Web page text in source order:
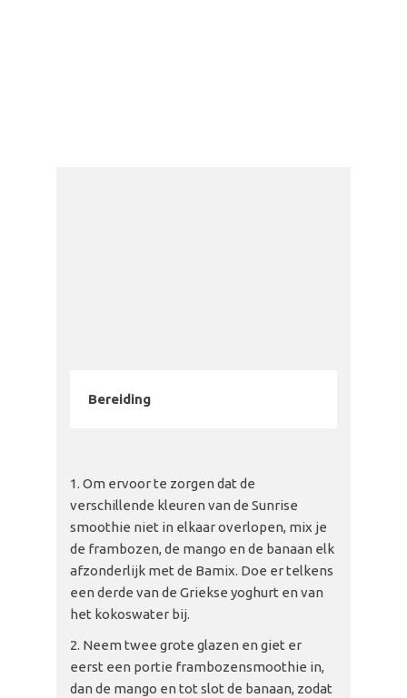
Bereiding
Om ervoor te zorgen dat de
verschillende kleuren van de Sunrise
smoothie niet in elkaar overlopen, mix je
de frambozen, de mango en de banaan elk
afzonderlijk met de Bamix. Doe er telkens
een derde van de Griekse yoghurt en van
het kokoswater bij.
Neem twee grote glazen en giet er
eerst een portie frambozensmoothie in,
dan de mango en tot slot de banaan, zodat